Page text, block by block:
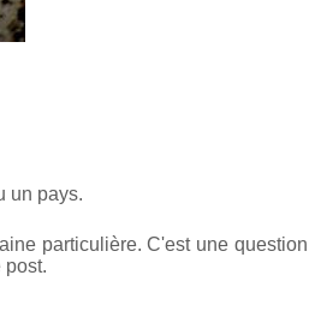
un pays.
particulière. C'est une question
post.